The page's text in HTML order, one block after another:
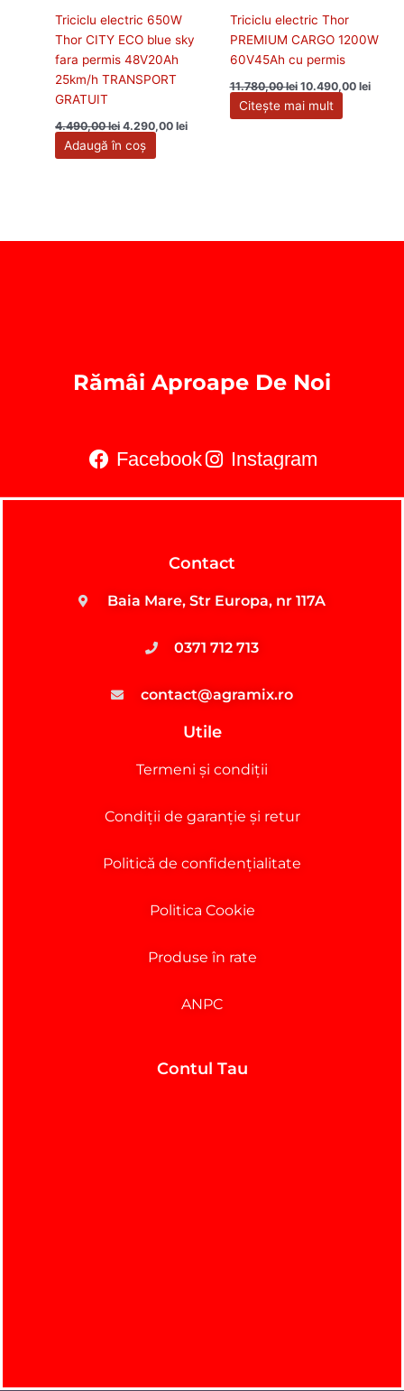
Triciclu electric 650W
Thor CITY ECO blue sky
fara permis 48V20Ah
25km/h TRANSPORT
GRATUIT
4.490,00lei 4.290,00lei
Adaugă în coș
Triciclu electric Thor
PREMIUM CARGO 1200W
60V45Ah cu permis
11.780,00lei 10.490,00 lei
Citește mai mult
Rămâi Aproape De Noi
Facebook Instagram
Contact
Baia Mare, Str Europa, nr 117A
0371 712 713
contact@agramix.ro
Utile
Termeni și condiții
Condiții de garanție și retur
Politică de confidențialitate
Politica Cookie
Produse în rate
ANPC
Contul Tau